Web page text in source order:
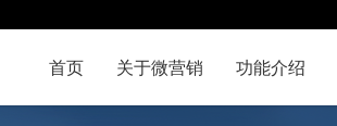
首页 关于微营销 功能介绍